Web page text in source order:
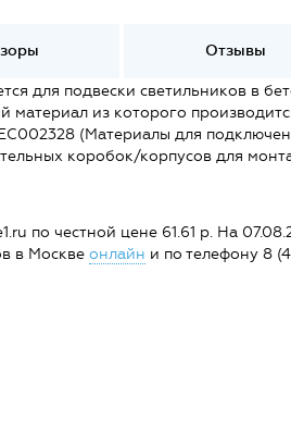
Отзывы
для подвески светильников в
из которого
(Материалы для
коробок/корпусов для
по честной цене 61.61 р. На
в Москве онлайн и по телефону 8